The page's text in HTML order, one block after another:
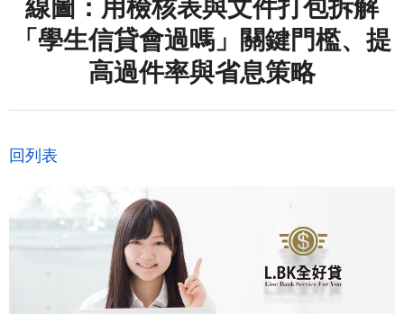
線圖：用檢核表與文件打包拆解
「學生信貸會過嗎」關鍵門檻、提
高過件率與省息策略
回列表